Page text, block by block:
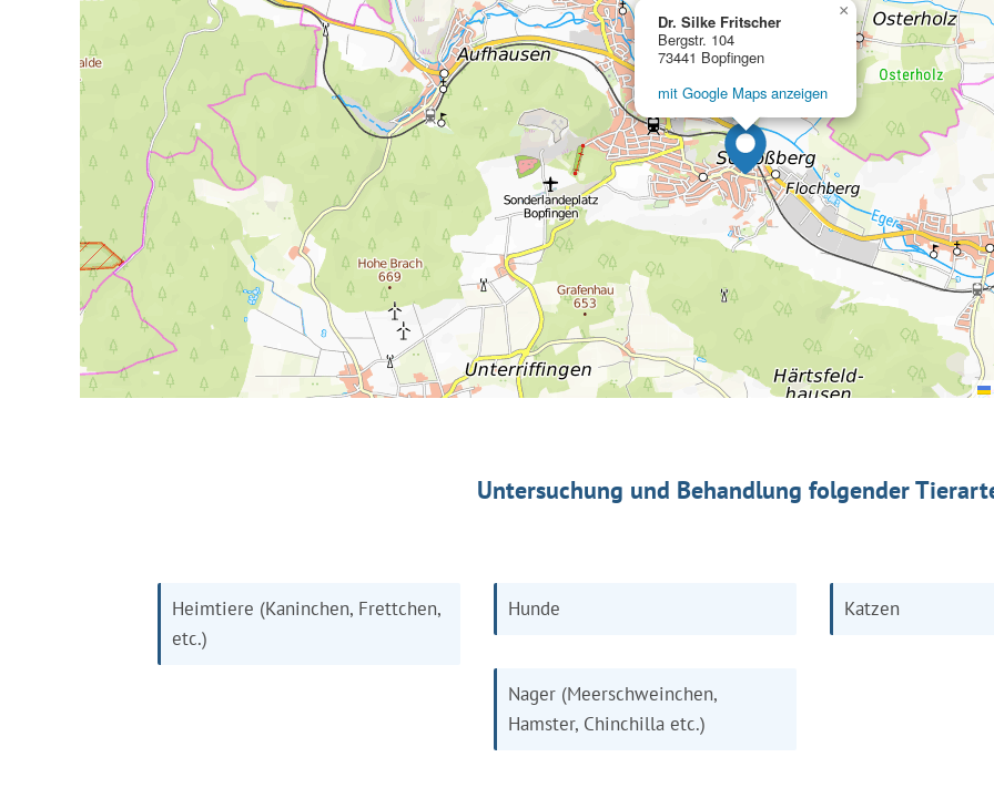
Dr. Silke Fritscher
Bergstr. 104
73441 Bopfingen
mit Google Maps anzeigen
×
Untersuchung und Behandlung folgender
Heimtiere (Kaninchen, Frettchen,
etc.)
Hunde Katzen
Nager (Meerschweinchen,
Hamster, Chinchilla etc.)